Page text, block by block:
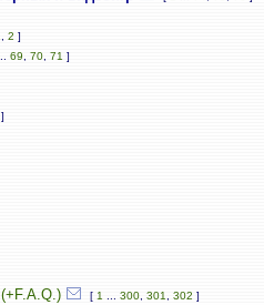
2 ]
69 70 71 ]
]
[ 1 300 301 302 ]